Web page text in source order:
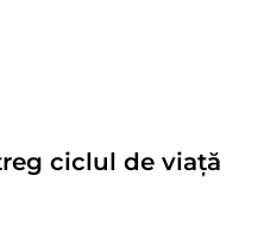
ciclul de viață